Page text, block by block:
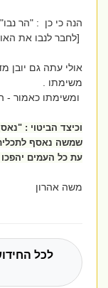
הנה כי כן : "הר נבו"
[לחבר לנבו את
אולי עתה גם יובן
משימתו .
ומשימתו כאמור -
וכיצד הביטוי :
שמשה נאסף
עת כל העמים יהפכו
משה אהרון
לכל